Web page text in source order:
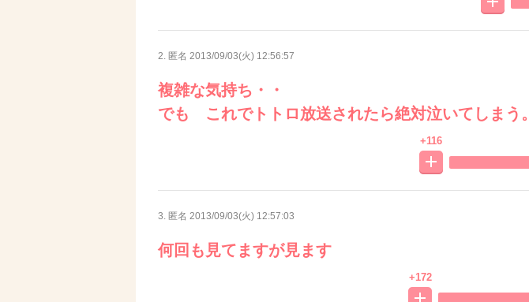
2. 匿名 2013/09/03(火) 12:56:57
複雑な気持ち・・
でも これでトトロ放送されたら絶対泣いてしまう。
+116
3. 匿名 2013/09/03(火) 12:57:03
何回も見てますが見ます
+172